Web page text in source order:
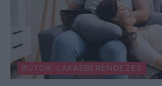
BÚTOR, LAKÁSBERENDEZÉS